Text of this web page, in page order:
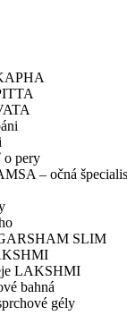
o pery
– očná
SLIM
LAKSHMI
bahná
gély